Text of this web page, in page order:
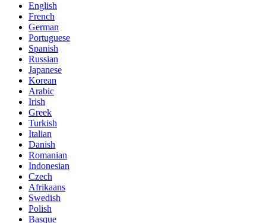
English
French
German
Portuguese
Spanish
Russian
Japanese
Korean
Arabic
Irish
Greek
Turkish
Italian
Danish
Romanian
Indonesian
Czech
Afrikaans
Swedish
Polish
Basque